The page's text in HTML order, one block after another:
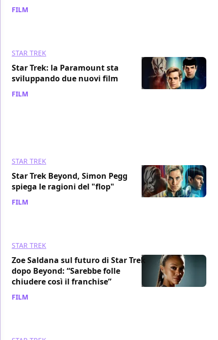
FILM
STAR TREK
Star Trek: la Paramount sta
sviluppando due nuovi film
FILM
STAR TREK
Star Trek Beyond, Simon Pegg
spiega le ragioni del "flop"
FILM
STAR TREK
Zoe Saldana sul futuro di Star Trek
dopo Beyond: “Sarebbe folle
chiudere così il franchise”
FILM